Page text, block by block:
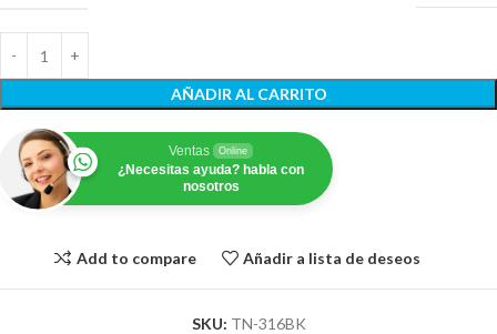
AÑADIR AL CARRITO
Ventas Online
¿Necesitas ayuda? habla con
nosotros
Add to compare Añadir a lista de deseos
SKU: TN-316BK